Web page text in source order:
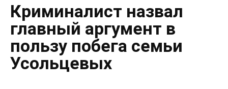
Криминалист назвал
главный аргумент в
пользу побега семьи
Усольцевых